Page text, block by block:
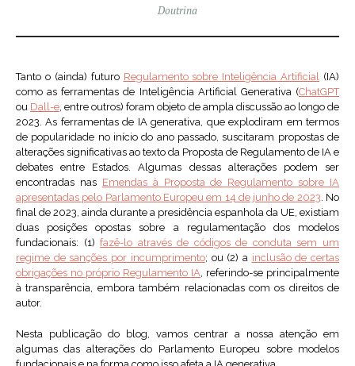
Doutrina
Tanto o (ainda) futuro Regulamento sobre Inteligência Artificial (IA)
como as ferramentas de Inteligência Artificial Generativa (ChatGPT
ou Dall-e, entre outros) foram objeto de ampla discussão ao longo de
2023. As ferramentas de IA generativa, que explodiram em termos
de popularidade no início do ano passado, suscitaram propostas de
alterações significativas ao texto da Proposta de Regulamento de IA e
debates entre Estados. Algumas dessas alterações podem ser
encontradas nas Emendas à Proposta de Regulamento sobre IA
apresentadas pelo Parlamento Europeu em 14 de junho de 2023. No
final de 2023, ainda durante a presidência espanhola da UE, existiam
duas posições opostas sobre a regulamentação dos modelos
fundacionais: (1)fazê-lo através de códigos de conduta sem um
regime de sanções por incumprimento; ou (2) a inclusão de certas
obrigações no próprio Regulamento IA, referindo-se principalmente
à transparência, embora também relacionadas com os direitos de
autor.
Nesta publicação do blog, vamos centrar a nossa atenção em
algumas das alterações do Parlamento Europeu sobre modelos